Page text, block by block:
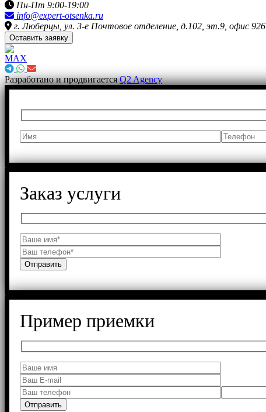
Пн-Пт 9:00-19:00
info@expert-otsenka.ru
г. Люберцы, ул. 3-е Почтовое отделение, д.102, эт.9, офис 926
Оставить заявку
Разработано и продвигаетсяQ2 Agency
Заказ услуги
Пример приемки